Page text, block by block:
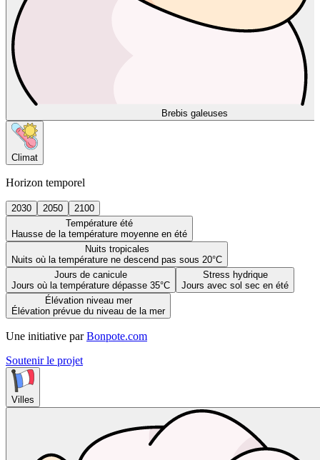
Brebis galeuses
Climat
Horizon temporel
2030 2050
2100
Température été
Hausse de la température moyenne en été
Nuits tropicales
Nuits où la température ne descend pas sous 20°C
Jours de canicule
Jours où la température dépasse 35°C
Stress hydrique
Jours avec sol sec en été
Élévation niveau mer
Élévation prévue du niveau de la mer
Une initiative par Bonpote.com
Soutenir le projet
Villes